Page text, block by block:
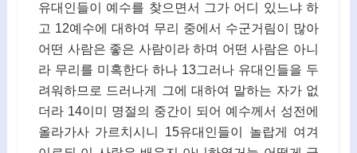
유대인들이 예수를 찾으면서 그가 어디 있느냐 하
고 12예수에 대하여 무리 중에서 수군거림이 많아
어떤 사람은 좋은 사람이라 하며 어떤 사람은 아니
라 무리를 미혹한다 하나 13그러나 유대인들을 두
려워하므로 드러나게 그에 대하여 말하는 자가 없
더라 14이미 명절의 중간이 되어 예수께서 성전에
올라가사 가르치시니 15유대인들이 놀랍게 여겨